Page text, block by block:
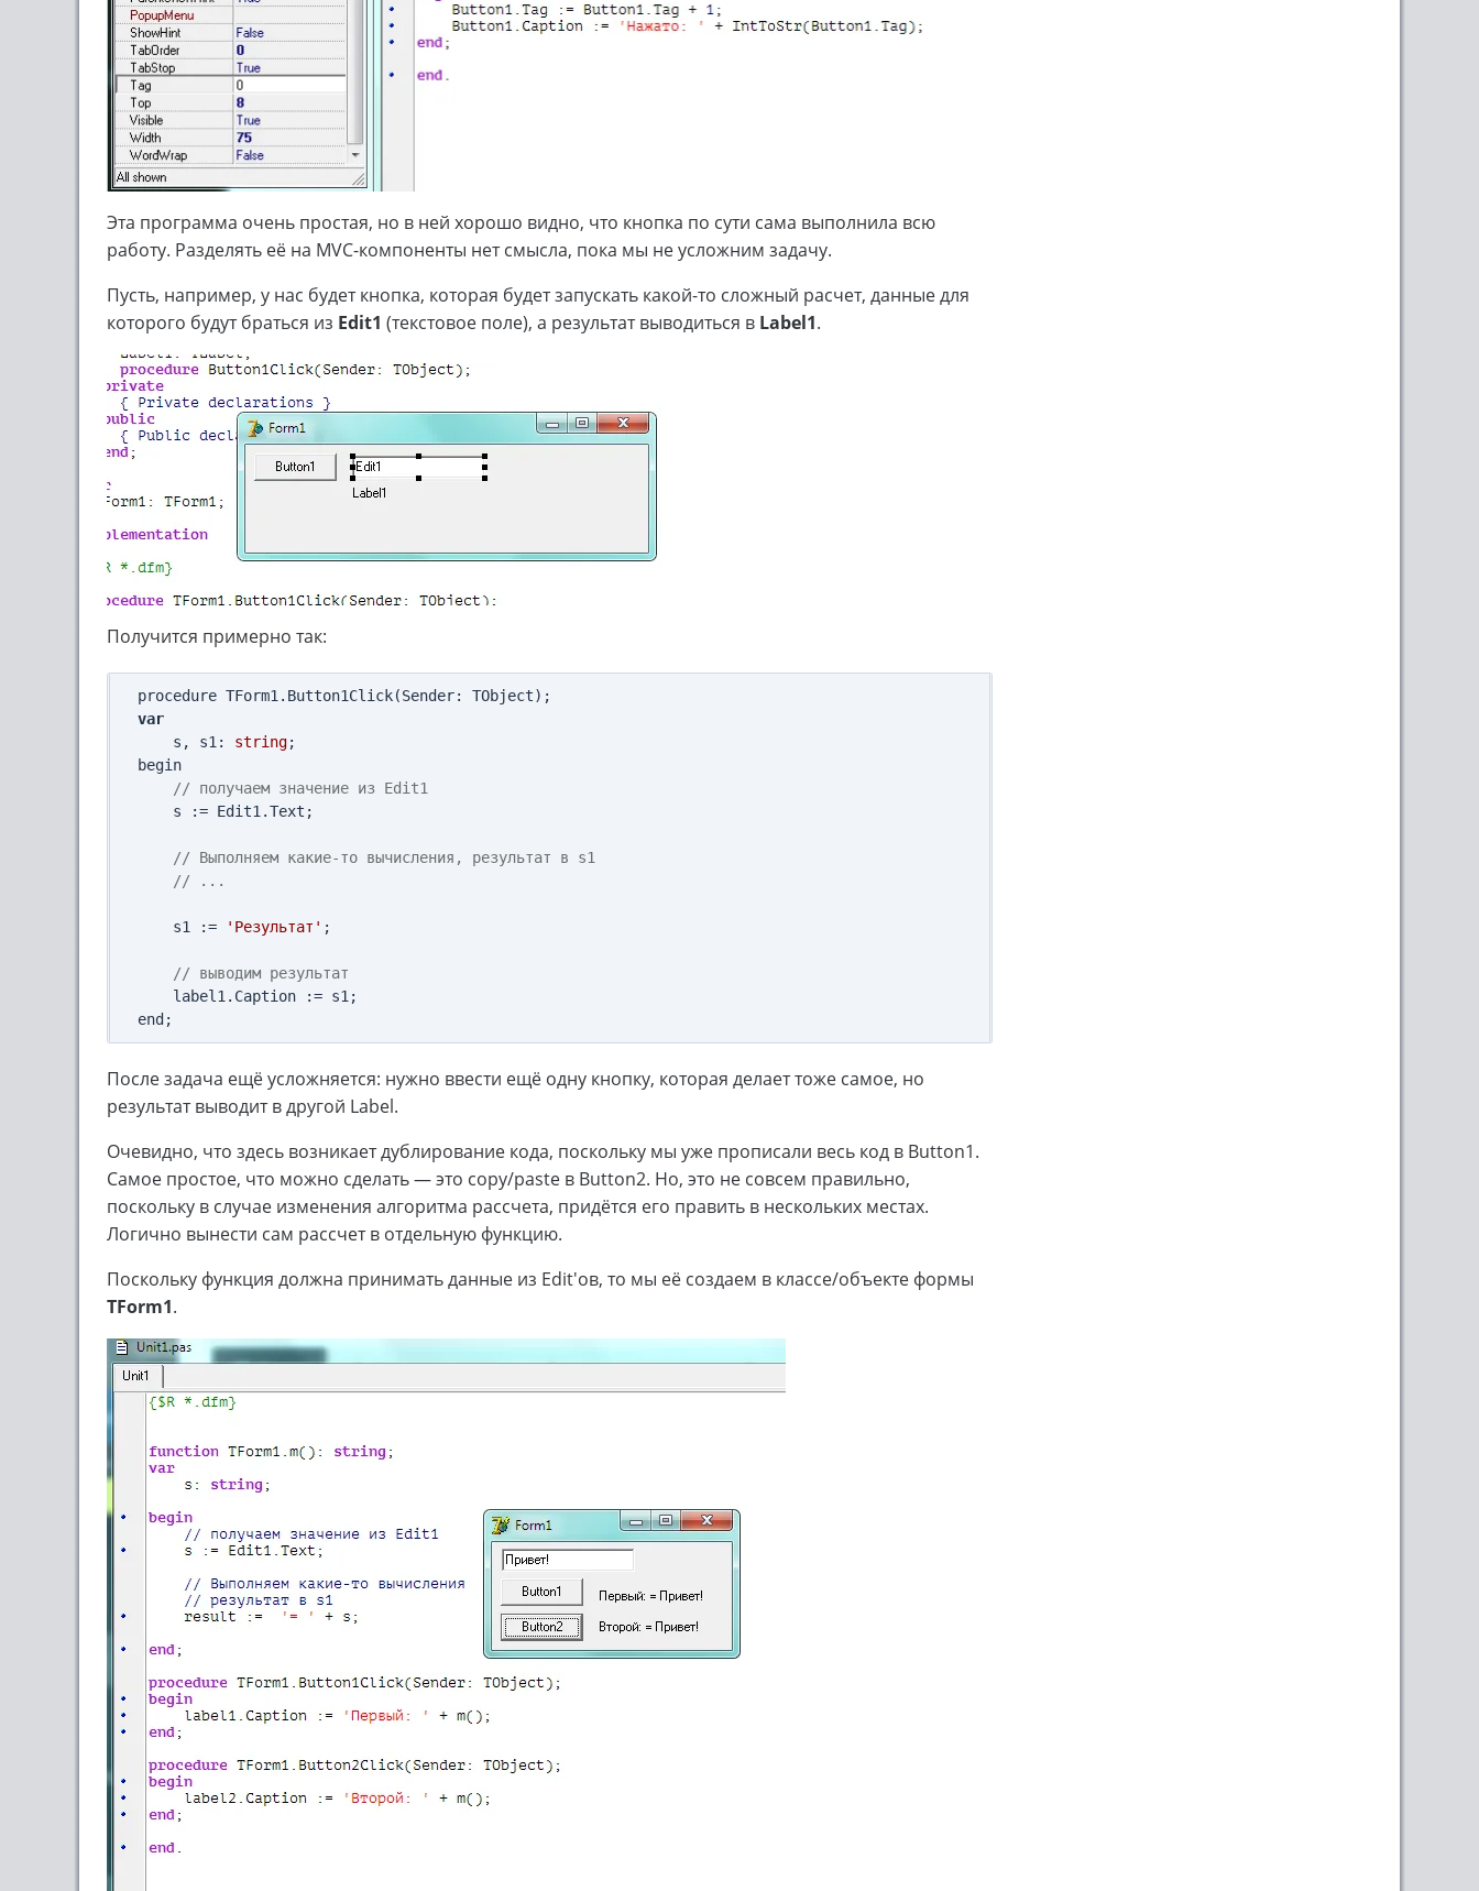
Эта программа очень простая, но в ней хорошо видно, что кнопка по сути сама выполнила всю
работу. Разделять её на MVC-компоненты нет смысла, пока мы не усложним задачу.
Пусть, например, у нас будет кнопка, которая будет запускать какой-то сложный расчет, данные для
которого будут браться из Edit1 (текстовое поле), а результат выводиться в Label1.
Получится примерно так:
var
    s, s1:
string;
begin
// получаем значение из Edit1
// Выполняем какие-то вычисления, результат в s1
// ...
    s1 :=
'Результат' ;
// выводим результат
После задача ещё усложняется: нужно ввести ещё одну кнопку, которая делает тоже самое, но
результат выводит в другой Label.
Очевидно, что здесь возникает дублирование кода, поскольку мы уже прописали весь код в Button1.
Самое простое, что можно сделать — это copy/paste в Button2. Но, это не совсем правильно,
поскольку в случае изменения алгоритма рассчета, придётся его править в нескольких местах.
Логично вынести сам рассчет в отдельную функцию.
Поскольку функция должна принимать данные из Edit'ов, то мы её создаем в классе/объекте формы
TForm1.